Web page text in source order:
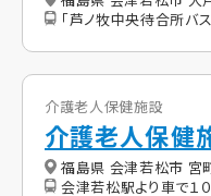
「芦ノ牧中央待合所バ
介護老人保健施設
介護老人保健
福島県 会津若松市 宮
会津若松駅より車で１